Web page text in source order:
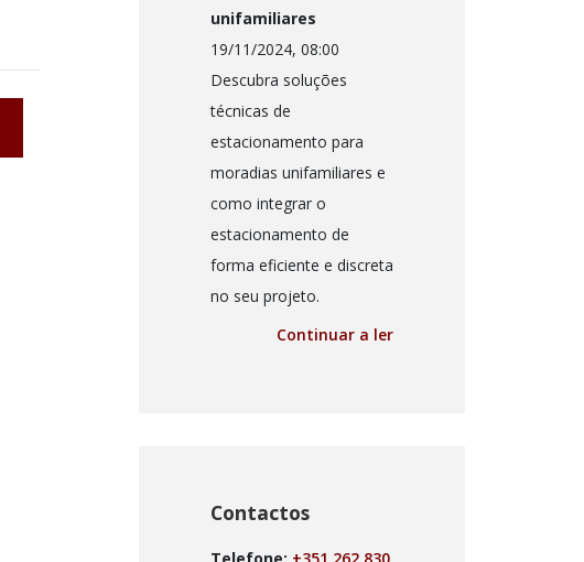
unifamiliares
19/11/2024, 08:00
Descubra soluções
técnicas de
estacionamento para
moradias unifamiliares e
como integrar o
estacionamento de
forma eficiente e discreta
no seu projeto.
Continuar a ler
Contactos